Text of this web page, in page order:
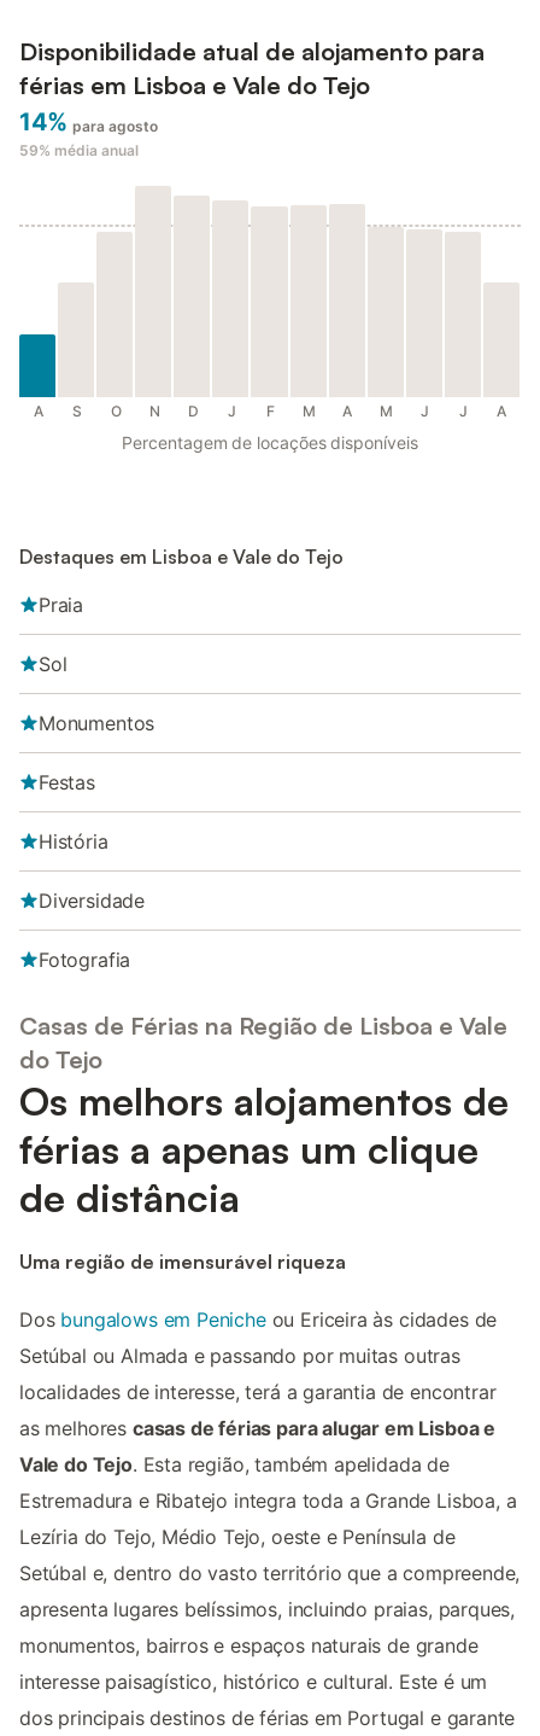
Disponibilidade atual de alojamento para
férias em Lisboa e Vale do Tejo
14% para agosto
59% média anual
A S O N D J F M A M J J A
Percentagem de locações disponíveis
Destaques em Lisboa e Vale do Tejo
Praia
Sol
Monumentos
Festas
História
Diversidade
Fotografia
Casas de Férias na Região de Lisboa e Vale
do Tejo
Os melhors alojamentos de
férias a apenas um clique
de distância
Uma região de imensurável riqueza
Dos bungalows em Penicheou Ericeira às cidades de
Setúbal ou Almada e passando por muitas outras
localidades de interesse, terá a garantia de encontrar
as melhores casas de férias para alugar em Lisboa e
Vale do Tejo. Esta região, também apelidada de
Estremadura e Ribatejo integra toda a Grande Lisboa, a
Lezíria do Tejo, Médio Tejo, oeste e Península de
Setúbal e, dentro do vasto território que a compreende,
apresenta lugares belíssimos, incluindo praias, parques,
monumentos, bairros e espaços naturais de grande
interesse paisagístico, histórico e cultural. Este é um
dos principais destinos de férias em Portugal e garante